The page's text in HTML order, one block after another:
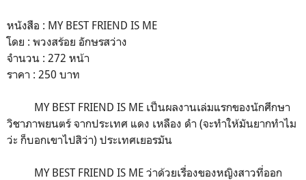
หนังสือ : MY BEST FRIEND IS ME
โดย : พวงสร้อย อักษรสว่าง
จำนวน : 272 หน้า
ราคา : 250 บาท
MY BEST FRIEND IS ME เป็นผลงานเล่มแรกของนักศึกษา
วิชาภาพยนตร์ จากประเทศ แดง เหลือง ดำ (จะทำให้มันยากทำไม
ว่ะ ก็บอกเขาไปสิว่า) ประเทศเยอรมัน
MY BEST FRIEND IS ME ว่าด้วยเรื่องของหญิงสาวที่ออก